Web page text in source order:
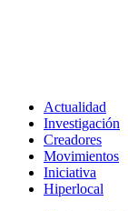
Actualidad
Investigación
Creadores
Movimientos
Iniciativa
Hiperlocal